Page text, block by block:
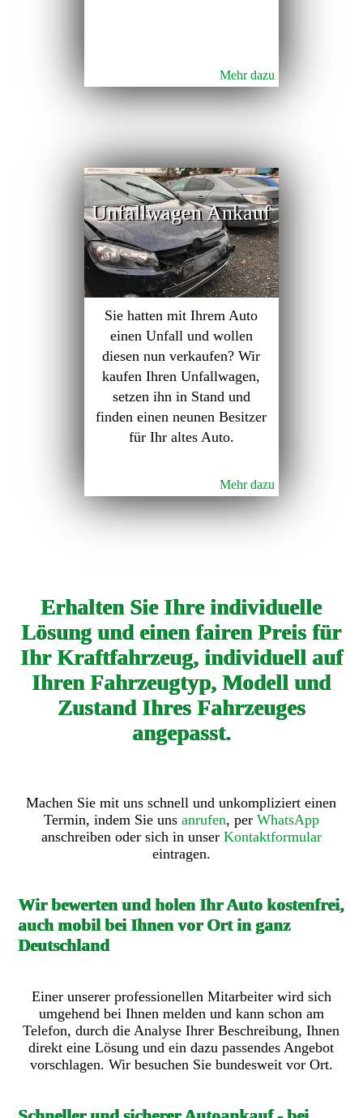
Mehr dazu
Unfallwagen Ankauf
Sie hatten mit Ihrem Auto
einen Unfall und wollen
diesen nun verkaufen? Wir
kaufen Ihren Unfallwagen,
setzen ihn in Stand und
finden einen neunen Besitzer
für Ihr altes Auto.
Mehr dazu
Erhalten Sie Ihre individuelle
Lösung und einen fairen Preis für
Ihr Kraftfahrzeug, individuell auf
Ihren Fahrzeugtyp, Modell und
Zustand Ihres Fahrzeuges
angepasst.
Machen Sie mit uns schnell und unkompliziert einen
Termin, indem Sie uns anrufen, per WhatsApp
anschreiben oder sich in unser Kontaktformular
eintragen.
Wir bewerten und holen Ihr Auto kostenfrei,
auch mobil bei Ihnen vor Ort in ganz
Deutschland
Einer unserer professionellen Mitarbeiter wird sich
umgehend bei Ihnen melden und kann schon am
Telefon, durch die Analyse Ihrer Beschreibung, Ihnen
direkt eine Lösung und ein dazu passendes Angebot
vorschlagen. Wir besuchen Sie bundesweit vor Ort.